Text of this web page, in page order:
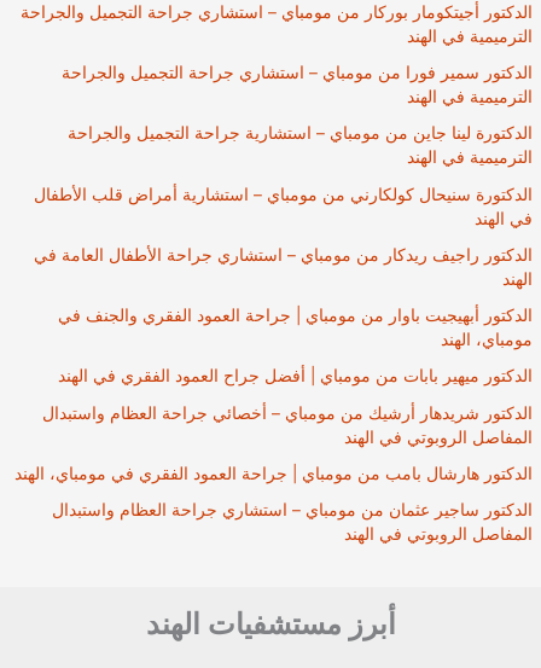
الدكتور أجيتكومار بوركار من مومباي – استشاري جراحة التجميل والجراحة
الترميمية في الهند
الدكتور سمير فورا من مومباي – استشاري جراحة التجميل والجراحة
الترميمية في الهند
الدكتورة لينا جاين من مومباي – استشارية جراحة التجميل والجراحة
الترميمية في الهند
الدكتورة سنيحال كولكارني من مومباي – استشارية أمراض قلب الأطفال
في الهند
الدكتور راجيف ريدكار من مومباي – استشاري جراحة الأطفال العامة في
الهند
الدكتور أبهيجيت باوار من مومباي | جراحة العمود الفقري والجنف في
مومباي، الهند
الدكتور ميهير بابات من مومباي | أفضل جراح العمود الفقري في الهند
الدكتور شريدهار أرشيك من مومباي – أخصائي جراحة العظام واستبدال
المفاصل الروبوتي في الهند
الدكتور هارشال بامب من مومباي | جراحة العمود الفقري في مومباي، الهند
الدكتور ساجير عثمان من مومباي – استشاري جراحة العظام واستبدال
المفاصل الروبوتي في الهند
أبرز مستشفيات الهند